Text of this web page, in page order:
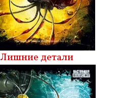
Лишние детали